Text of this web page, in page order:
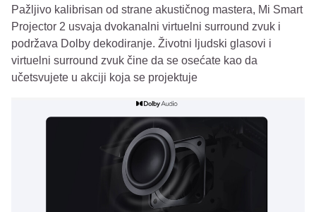
Pažljivo kalibrisan od strane akustičnog mastera, Mi Smart
Projector 2 usvaja dvokanalni virtuelni surround zvuk i
podržava Dolby dekodiranje. Životni ljudski glasovi i
virtuelni surround zvuk čine da se osećate kao da
učetsvujete u akciji koja se projektuje